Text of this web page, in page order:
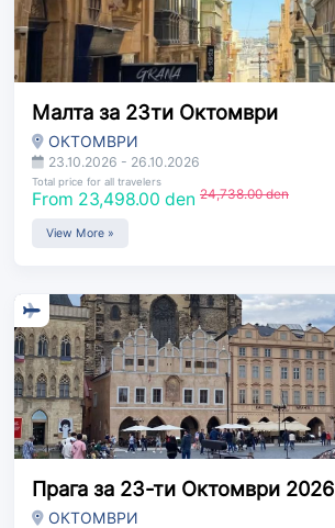
Малта за 23ти Октомври
ОКТОМВРИ
23.10.2026 - 26.10.2026
Total price for all travelers
From 23,498.00 den 24,738.00 den
View More »
Прага за 23-ти Октомври 2026
ОКТОМВРИ